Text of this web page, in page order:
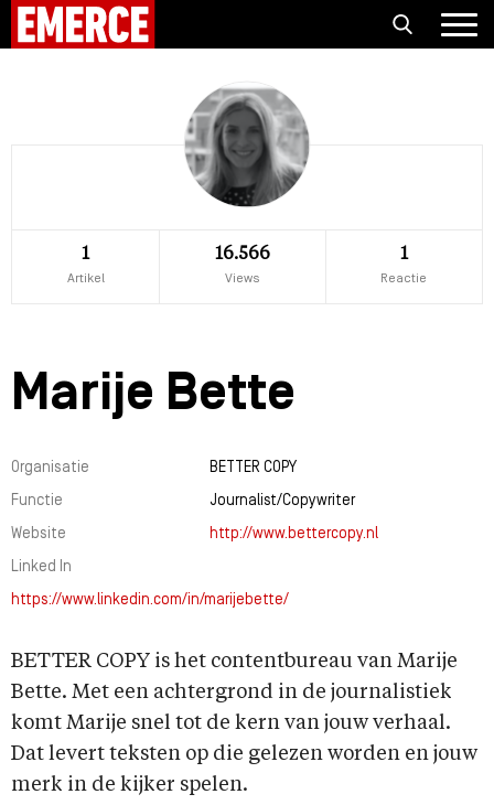
1
Artikel
16.566
Views
1
Reactie
Marije Bette
Organisatie
BETTER COPY
Functie
Journalist/Copywriter
Website
http://www.bettercopy.nl
Linked In
https://www.linkedin.com/in/marijebette/
BETTER COPY is het contentbureau van Marije
Bette. Met een achtergrond in de journalistiek
komt Marije snel tot de kern van jouw verhaal.
Dat levert teksten op die gelezen worden en jouw
merk in de kijker spelen.